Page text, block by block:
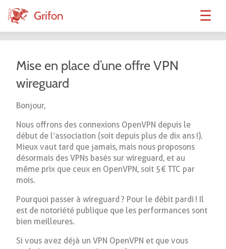
Grifon ☰
Mise en place d’une offre VPN
wireguard
Bonjour,
Nous offrons des connexions OpenVPN depuis le
début de l’association (soit depuis plus de dix ans !).
Mieux vaut tard que jamais, mais nous proposons
désormais des VPNs basés sur wireguard, et au
même prix que ceux en OpenVPN, soit 5 € TTC par
mois.
Pourquoi passer à wireguard ? Pour le débit pardi ! Il
est de notoriété publique que les performances sont
bien meilleures.
Si vous avez déjà un VPN OpenVPN et que vous